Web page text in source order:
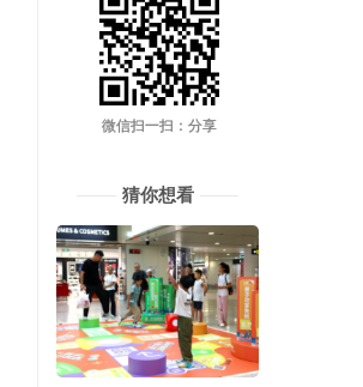
微信扫一扫：分享
猜你想看